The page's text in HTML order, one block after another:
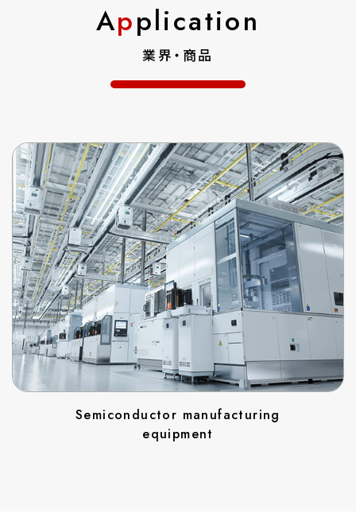
Application
業界・商品
Semiconductor manufacturing
equipment